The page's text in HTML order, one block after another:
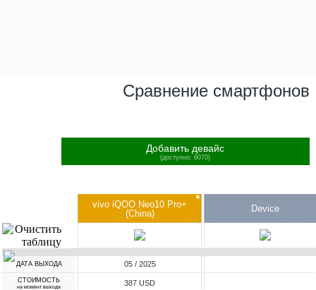
Сравнение смартфонов
Добавить девайс
(доступно: 6070)
✖
vivo iQOO Neo10 Pro+
(China)
Device
ДАТА ВЫХОДА 05 / 2025
СТОИМОСТЬ
на момент выхода 387 USD